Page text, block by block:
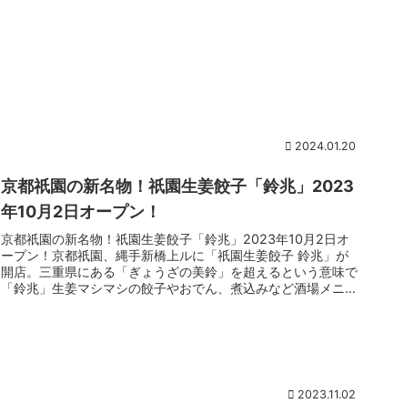
2024.01.20
京都祇園の新名物！祇園生姜餃子「鈴兆」2023
年10月2日オープン！
京都祇園の新名物！祇園生姜餃子「鈴兆」2023年10月2日オ
ープン！京都祇園、縄手新橋上ルに「祇園生姜餃子 鈴兆」が
開店。三重県にある「ぎょうざの美鈴」を超えるという意味で
「鈴兆」生姜マシマシの餃子やおでん、煮込みなど酒場メニュ
2023.11.02